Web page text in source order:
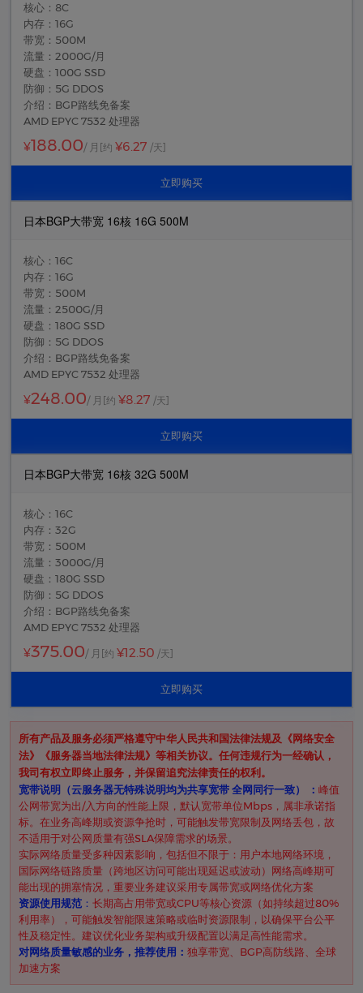
核心：8C
内存：16G
带宽：500M
流量：2000G/月
硬盘：100G SSD
防御：5G DDOS
介绍：BGP路线免备案
AMD EPYC 7532 处理器
¥188.00/ 月 [约 ¥6.27 /天]
立即购买
日本BGP大带宽 16核 16G 500M
核心：16C
内存：16G
带宽：500M
流量：2500G/月
硬盘：180G SSD
防御：5G DDOS
介绍：BGP路线免备案
AMD EPYC 7532 处理器
¥248.00/ 月 [约 ¥8.27 /天]
立即购买
日本BGP大带宽 16核 32G 500M
核心：16C
内存：32G
带宽：500M
流量：3000G/月
硬盘：180G SSD
防御：5G DDOS
介绍：BGP路线免备案
AMD EPYC 7532 处理器
¥375.00/ 月 [约 ¥12.50 /天]
立即购买
所有产品及服务必须严格遵守中华人民共和国法律法规及《网络安全
法》《服务器当地法律法规》等相关协议。任何违规行为一经确认，
我司有权立即终止服务，并保留追究法律责任的权利。
​宽带说明（云服务器无特殊说明均为共享宽带 全网同行一致） ​： 峰值
公网带宽为出/入方向的性能上限，默认宽带单位Mbps，属非承诺指
标。在业务高峰期或资源争抢时，可能触发带宽限制及网络丢包，故
不适用于对公网质量有强SLA保障需求的场景。
实际网络质量受多种因素影响，包括但不限于：用户本地网络环境，
国际网络链路质量（跨地区访问可能出现延迟或波动）网络高峰期可
能出现的拥塞情况，重要业务建议采用专属带宽或网络优化方案
资源使用规范 ​： 长期高占用带宽或CPU等核心资源（如持续超过80%
利用率），可能触发智能限速策略或临时资源限制，以确保平台公平
性及稳定性。建议优化业务架构或升级配置以满足高性能需求。
对网络质量敏感的业务，推荐使用： 独享带宽、BGP高防线路、全球
加速方案